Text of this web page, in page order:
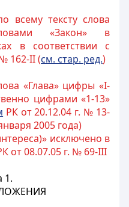
всему тексту слова
«Закон» в
в соответствии с
162-II (см. стар. ред.)
«Глава» цифры «I-
цифрами «1-13»
РК от 20.12.04 г. № 13-
2005 года)
исключено в
от 08.07.05 г. № 69-III
1.